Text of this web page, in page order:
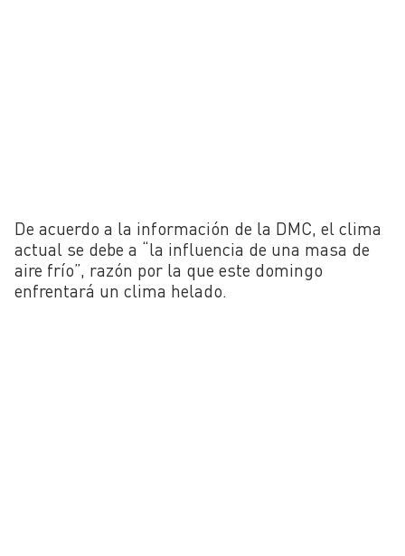
De acuerdo a la información de la DMC, el clima
actual se debe a “la influencia de una masa de
aire frío”, razón por la que este domingo
enfrentará un clima helado.